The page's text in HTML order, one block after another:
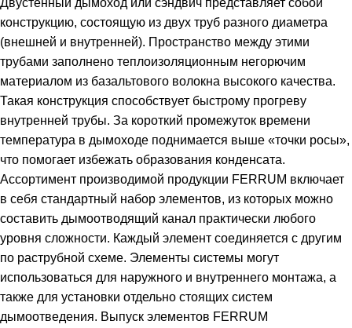
конструкцию, состоящую из двух труб разного диаметра
(внешней и внутренней). Пространство между этими
трубами заполнено теплоизоляционным негорючим
материалом из базальтового волокна высокого качества.
Такая конструкция способствует быстрому прогреву
внутренней трубы. За короткий промежуток времени
температура в дымоходе поднимается выше «точки росы»,
что помогает избежать образования конденсата.
Ассортимент производимой продукции FERRUM включает
в себя стандартный набор элементов, из которых можно
составить дымоотводящий канал практически любого
уровня сложности. Каждый элемент соединяется с другим
по раструбной схеме. Элементы системы могут
использоваться для наружного и внутреннего монтажа, а
также для установки отдельно стоящих систем
дымоотведения. Выпуск элементов FERRUM